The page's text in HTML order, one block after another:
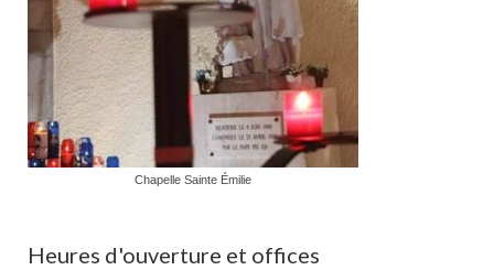
Chapelle Sainte Émilie
Heures d'ouverture et offices